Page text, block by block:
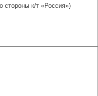
стороны к/т «Россия»)